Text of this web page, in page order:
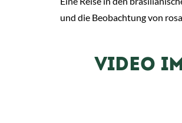
und die Beobachtung von
VIDEO